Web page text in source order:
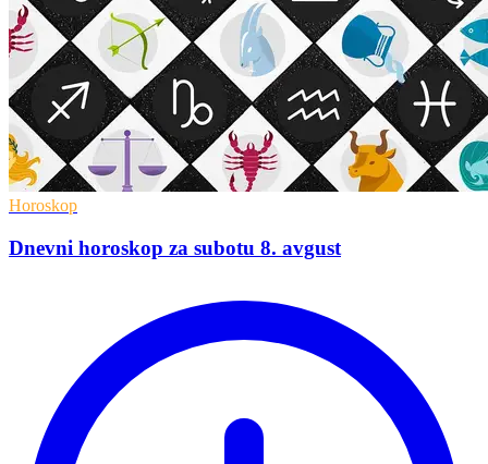
Horoskop
Dnevni horoskop za subotu 8. avgust